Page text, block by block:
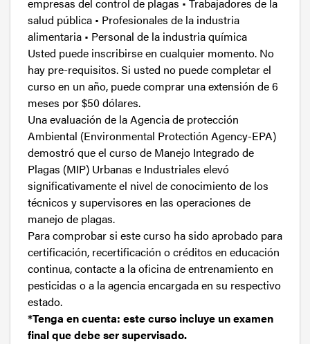
empresas del control de plagas • Trabajadores de la
salud pública • Profesionales de la industria
alimentaria • Personal de la industria química
Usted puede inscribirse en cualquier momento. No
hay pre-requisitos. Si usted no puede completar el
curso en un año, puede comprar una extensión de 6
meses por $50 dólares.
Una evaluación de la Agencia de protección
Ambiental (Environmental Protectión Agency-EPA)
demostró que el curso de Manejo Integrado de
Plagas (MIP) Urbanas e Industriales elevó
significativamente el nivel de conocimiento de los
técnicos y supervisores en las operaciones de
manejo de plagas.
Para comprobar si este curso ha sido aprobado para
certificación, recertificación o créditos en educación
continua, contacte a la oficina de entrenamiento en
pesticidas o a la agencia encargada en su respectivo
estado.
*Tenga en cuenta: este curso incluye un examen
final que debe ser supervisado.